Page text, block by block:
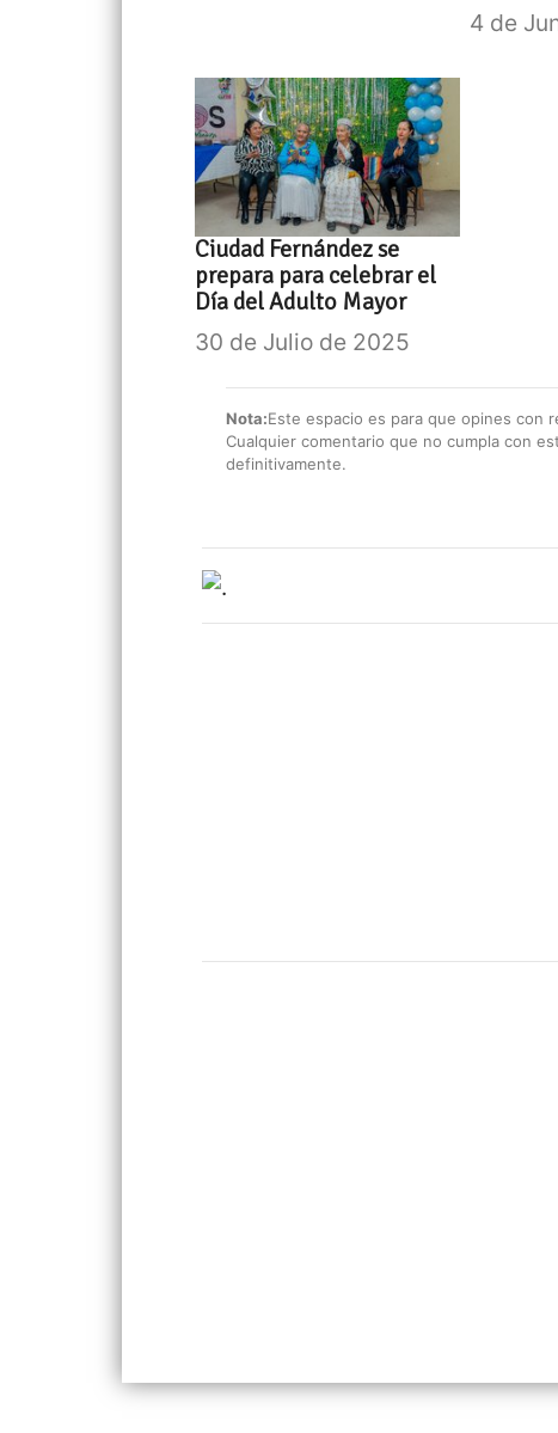
4 de
Ciudad Fernández se
prepara para celebrar el
Día del Adulto Mayor
30 de Julio de 2025
Nota:Este espacio es para que opines con
Cualquier comentario que no cumpla con
definitivamente.